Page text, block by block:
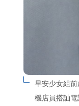
早安少女組
機店員搭訕